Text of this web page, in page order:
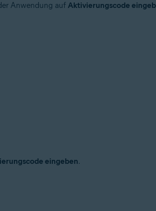
Anwendung auf Aktivierungscode
eingeben.